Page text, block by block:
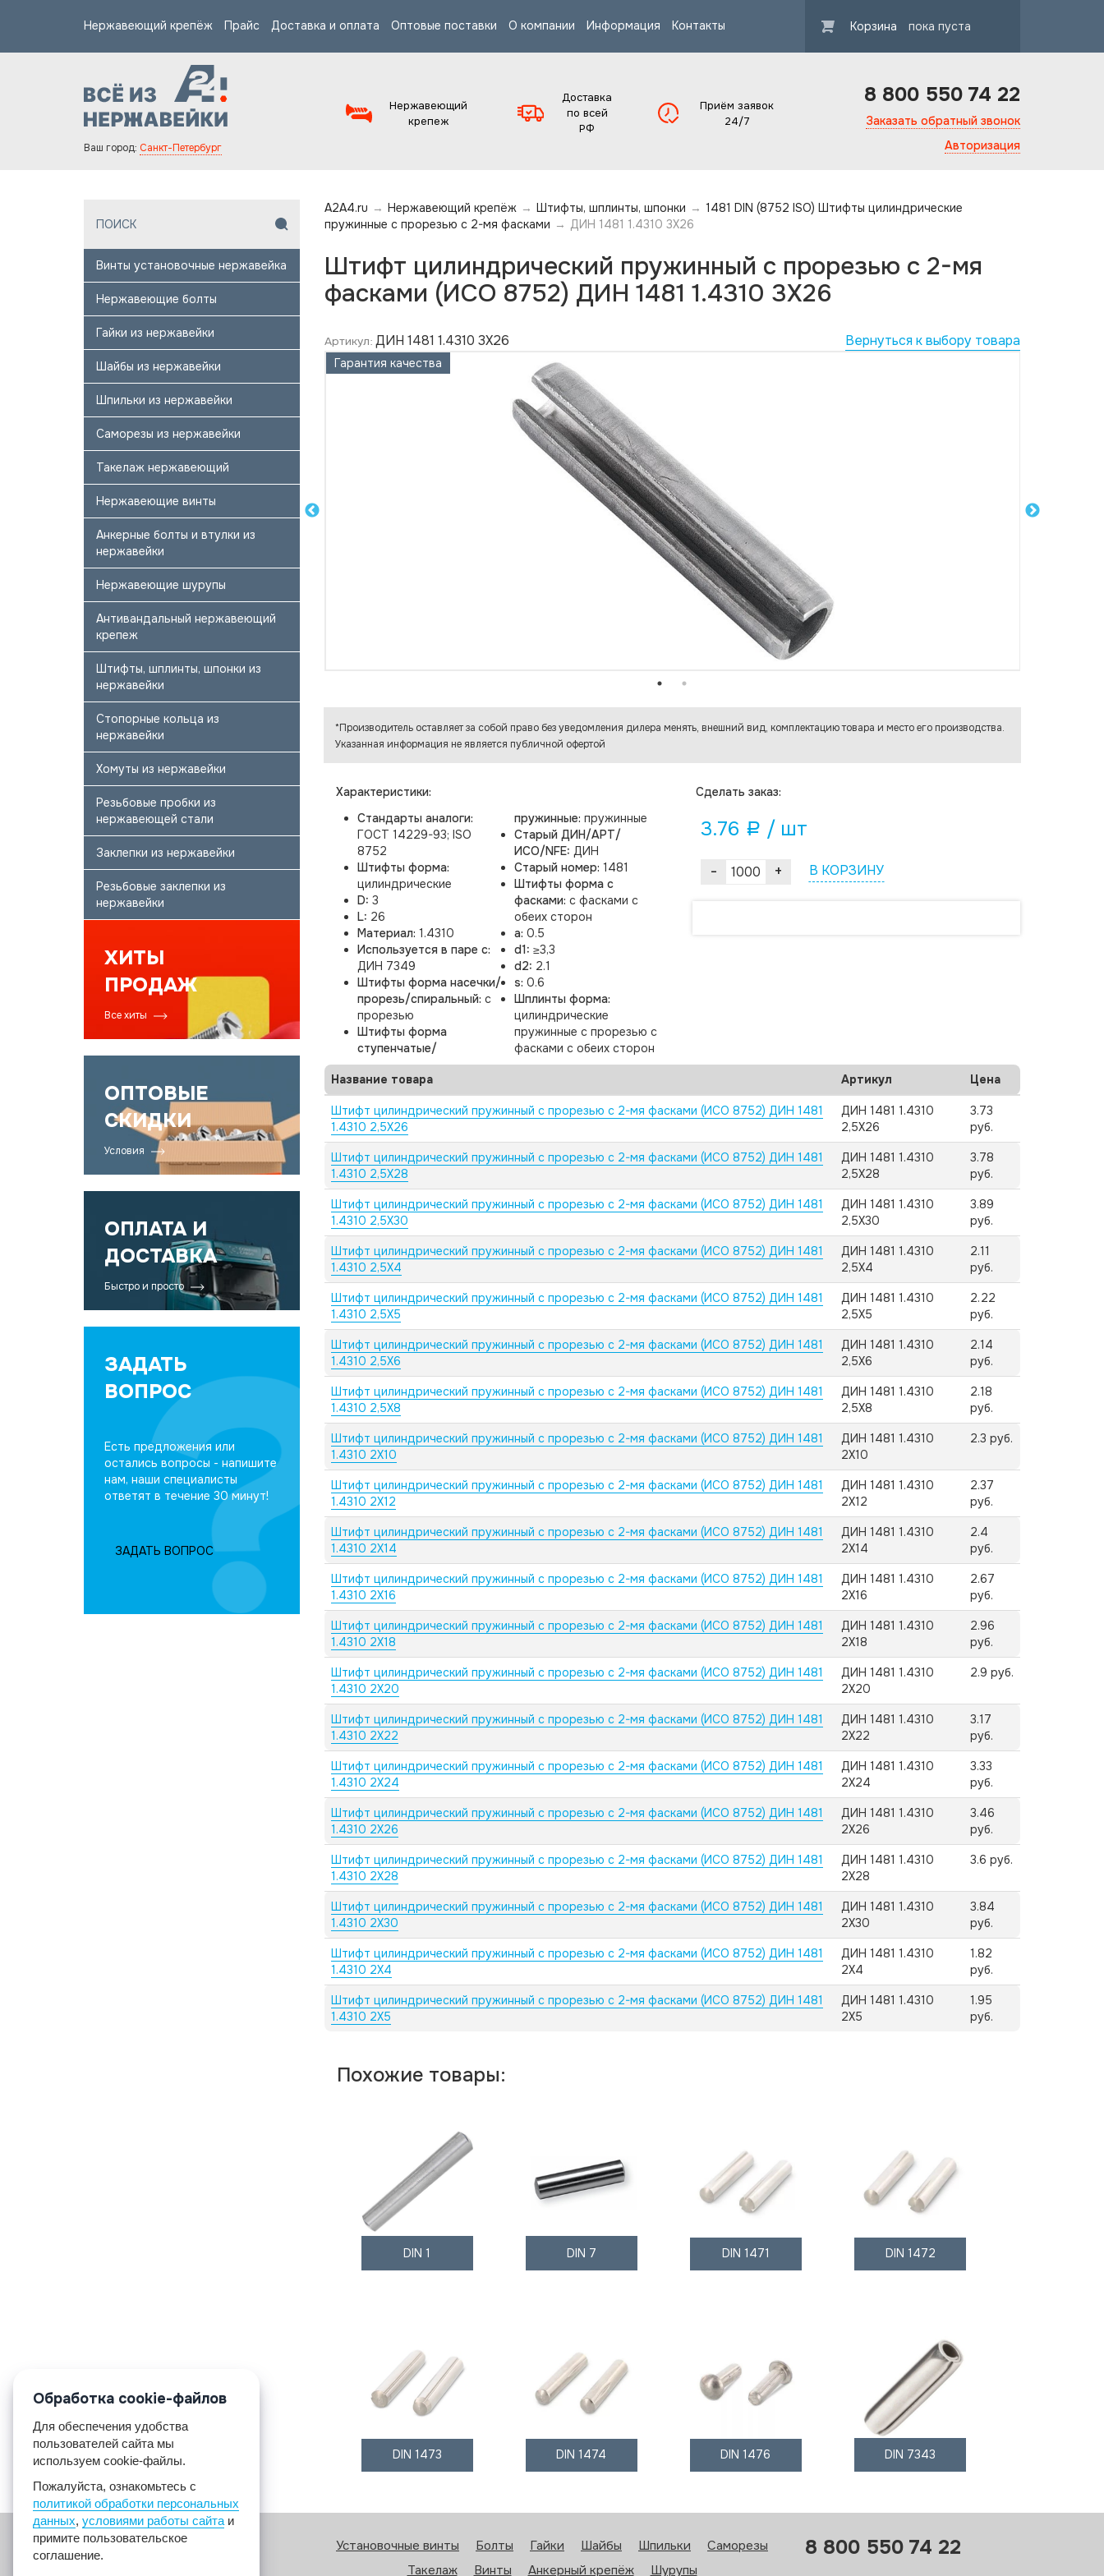
Нержавеющий крепёж Прайс Доставка и оплата Оптовые поставки О компании Информация Контакты Корзина пока пуста
Ваш город: Санкт-Петербург
Нержавеющий
крепеж
Доставка
по всей
РФ
Приём заявок
24/7
8 800 550 74 22
Заказать обратный звонок
Авторизация
Винты установочные нержавейка
Нержавеющие болты
Гайки из нержавейки
Шайбы из нержавейки
Шпильки из нержавейки
Саморезы из нержавейки
Такелаж нержавеющий
Нержавеющие винты
Анкерные болты и втулки из
нержавейки
Нержавеющие шурупы
Антивандальный нержавеющий
крепеж
Штифты, шплинты, шпонки из
нержавейки
Стопорные кольца из
нержавейки
Хомуты из нержавейки
Резьбовые пробки из
нержавеющей стали
Заклепки из нержавейки
Резьбовые заклепки из
нержавейки
ХИТЫ
ПРОДАЖ
Все хиты
ОПТОВЫЕ
СКИДКИ
Условия
ОПЛАТА И
ДОСТАВКА
Быстро и просто
ЗАДАТЬ
ВОПРОС
Есть предложения или
остались вопросы - напишите
нам, наши специалисты
ответят в течение 30 минут!
ЗАДАТЬ ВОПРОС
A2A4.ru → Нержавеющий крепёж → Штифты, шплинты, шпонки → 1481 DIN (8752 ISO) Штифты цилиндрические
пружинные с прорезью с 2-мя фасками → ДИН 1481 1.4310 3X26
Штифт цилиндрический пружинный с прорезью с 2-мя
фасками (ИСО 8752) ДИН 1481 1.4310 3X26
Артикул:ДИН 1481 1.4310 3X26 Вернуться к выбору товара
Гарантия качества
Характеристики:
Стандарты аналоги:
ГОСТ 14229-93; ISO
8752
Штифты форма:
цилиндрические
D: 3
L: 26
Материал: 1.4310
Используется в паре с:
ДИН 7349
Штифты форма насечки/
прорезь/спиральный: с
прорезью
Штифты форма
ступенчатые/
пружинные: пружинные
Старый ДИН/АРТ/
ИСО/NFE: ДИН
Старый номер: 1481
Штифты форма с
фасками: с фасками с
обеих сторон
a: 0.5
d1: ≥3,3
d2: 2.1
s: 0.6
Шплинты форма:
цилиндрические
пружинные с прорезью с
фасками с обеих сторон
Cделать заказ:
3.76 a / шт
- + В КОРЗИНУ
*Производитель оставляет за собой право без уведомления дилера менять, внешний вид, комплектацию товара и место его производства.
Указанная информация не является публичной офертой
Название товара Артикул Цена
Штифт цилиндрический пружинный с прорезью с 2-мя фасками (ИСО 8752) ДИН 1481
1.4310 2,5X26
ДИН 1481 1.4310
2,5X26
3.73
руб.
Штифт цилиндрический пружинный с прорезью с 2-мя фасками (ИСО 8752) ДИН 1481
1.4310 2,5X28
ДИН 1481 1.4310
2,5X28
3.78
руб.
Штифт цилиндрический пружинный с прорезью с 2-мя фасками (ИСО 8752) ДИН 1481
1.4310 2,5X30
ДИН 1481 1.4310
2,5X30
3.89
руб.
Штифт цилиндрический пружинный с прорезью с 2-мя фасками (ИСО 8752) ДИН 1481
1.4310 2,5X4
ДИН 1481 1.4310
2,5X4
2.11
руб.
Штифт цилиндрический пружинный с прорезью с 2-мя фасками (ИСО 8752) ДИН 1481
1.4310 2,5X5
ДИН 1481 1.4310
2,5X5
2.22
руб.
Штифт цилиндрический пружинный с прорезью с 2-мя фасками (ИСО 8752) ДИН 1481
1.4310 2,5X6
ДИН 1481 1.4310
2,5X6
2.14
руб.
Штифт цилиндрический пружинный с прорезью с 2-мя фасками (ИСО 8752) ДИН 1481
1.4310 2,5X8
ДИН 1481 1.4310
2,5X8
2.18
руб.
Штифт цилиндрический пружинный с прорезью с 2-мя фасками (ИСО 8752) ДИН 1481
1.4310 2X10
ДИН 1481 1.4310
2X10
2.3 руб.
Штифт цилиндрический пружинный с прорезью с 2-мя фасками (ИСО 8752) ДИН 1481
1.4310 2X12
ДИН 1481 1.4310
2X12
2.37
руб.
Штифт цилиндрический пружинный с прорезью с 2-мя фасками (ИСО 8752) ДИН 1481
1.4310 2X14
ДИН 1481 1.4310
2X14
2.4
руб.
Штифт цилиндрический пружинный с прорезью с 2-мя фасками (ИСО 8752) ДИН 1481
1.4310 2X16
ДИН 1481 1.4310
2X16
2.67
руб.
Штифт цилиндрический пружинный с прорезью с 2-мя фасками (ИСО 8752) ДИН 1481
1.4310 2X18
ДИН 1481 1.4310
2X18
2.96
руб.
Штифт цилиндрический пружинный с прорезью с 2-мя фасками (ИСО 8752) ДИН 1481
1.4310 2X20
ДИН 1481 1.4310
2X20
2.9 руб.
Штифт цилиндрический пружинный с прорезью с 2-мя фасками (ИСО 8752) ДИН 1481
1.4310 2X22
ДИН 1481 1.4310
2X22
3.17
руб.
Штифт цилиндрический пружинный с прорезью с 2-мя фасками (ИСО 8752) ДИН 1481
1.4310 2X24
ДИН 1481 1.4310
2X24
3.33
руб.
Штифт цилиндрический пружинный с прорезью с 2-мя фасками (ИСО 8752) ДИН 1481
1.4310 2X26
ДИН 1481 1.4310
2X26
3.46
руб.
Штифт цилиндрический пружинный с прорезью с 2-мя фасками (ИСО 8752) ДИН 1481
1.4310 2X28
ДИН 1481 1.4310
2X28
3.6 руб.
Штифт цилиндрический пружинный с прорезью с 2-мя фасками (ИСО 8752) ДИН 1481
1.4310 2X30
ДИН 1481 1.4310
2X30
3.84
руб.
Штифт цилиндрический пружинный с прорезью с 2-мя фасками (ИСО 8752) ДИН 1481
1.4310 2X4
ДИН 1481 1.4310
2X4
1.82
руб.
Штифт цилиндрический пружинный с прорезью с 2-мя фасками (ИСО 8752) ДИН 1481
1.4310 2X5
ДИН 1481 1.4310
2X5
1.95
руб.
Похожие товары:
DIN 1 DIN 7 DIN 1471 DIN 1472
DIN 1473 DIN 1474 DIN 1476 DIN 7343
Установочные винты Болты Гайки Шайбы Шпильки
Саморезы
Такелаж
Винты Анкерный крепёж Шурупы
8 800 550 74 22
Обработка cookie-файлов
Для обеспечения удобства
пользователей сайта мы
используем cookie-файлы.
Пожалуйста, ознакомьтесь с
политикой обработки персональных
данных, условиями работы сайта и
примите пользовательское
соглашение.